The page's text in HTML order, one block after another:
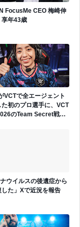
FocusMe CEO 梅崎伸
享年43歳
VCTで全エージェント
た初のプロ選手に、VCT
のTeam Secret戦で
ウイルスの後遺症から
た」Xで近況を報告